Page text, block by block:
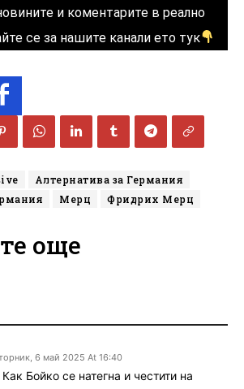
и коментарите в реално
се за нашите канали ето тук
Алтернатива за Германия
Мерц
Фридрих Мерц
още
6 май 2025 At 16:40
Бойко се натегна и честити на